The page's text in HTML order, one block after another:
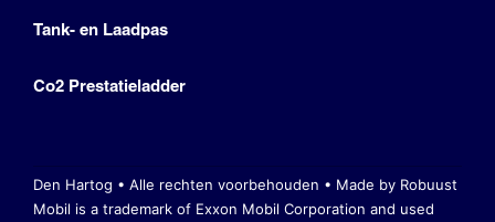
Tank- en Laadpas
Co2 Prestatieladder
Den Hartog • Alle rechten voorbehouden • Made by Robuust
Mobil is a trademark of Exxon Mobil Corporation and used